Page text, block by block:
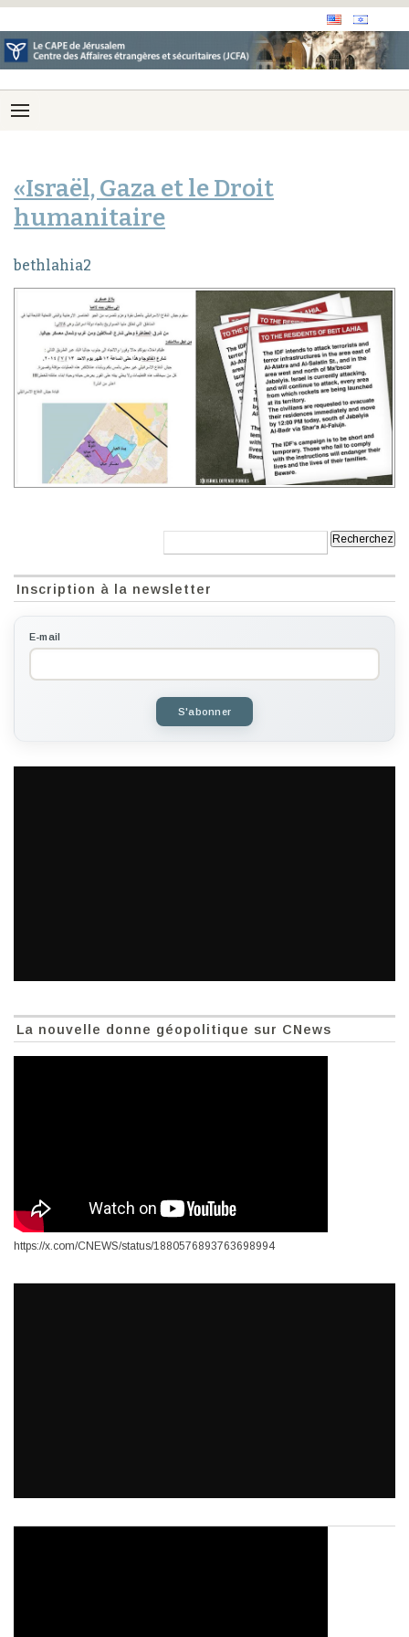
«Israël, Gaza et le Droit
humanitaire
bethlahia2
Recherche:
Inscription à la newsletter
E-mail
S'abonner
La nouvelle donne géopolitique sur CNews
https://x.com/CNEWS/status/1880576893763698994